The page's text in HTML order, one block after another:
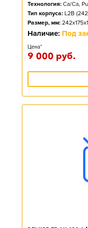
Технология: Ca/Ca,
Тип корпуса: L2B
Размер, мм:
Наличие: Под
Цена*
9 000 руб.